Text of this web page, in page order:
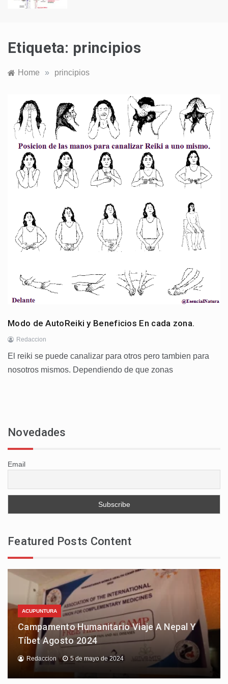
Etiqueta: principios
Home » principios
Modo de AutoReiki y Beneficios En cada zona.
Redaccion
El reiki se puede canalizar para otros pero tambien para
nosotros mismos. Dependiendo de que zonas
Novedades
Email
Featured Posts Content
ACUPUNTURA
Campamento Humanitario Viaje A Nepal Y
Tíbet Agosto 2024
Redaccion 5 de mayo de 2024